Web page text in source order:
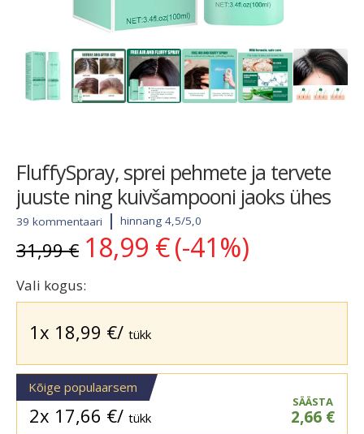
FluffySpray, sprei pehmete ja tervete
juuste ning kuivšampooni jaoks ühes
39 kommentaari hinnang 4,5/5,0
31,99€ Algne
hind
oli:
31,99 €.
18,99 € Current
price
18,99 €.
(-41%)
Vali kogus:
1x 18,99 €/ tükk
Kõige populaarsem
2x 17,66 €/ tükk
SÄÄSTA
2,66 €